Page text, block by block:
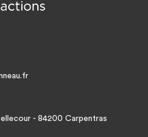
- 84200 Carpentras